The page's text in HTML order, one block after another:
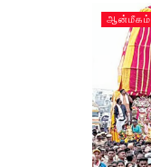
ஆன்மீகம்